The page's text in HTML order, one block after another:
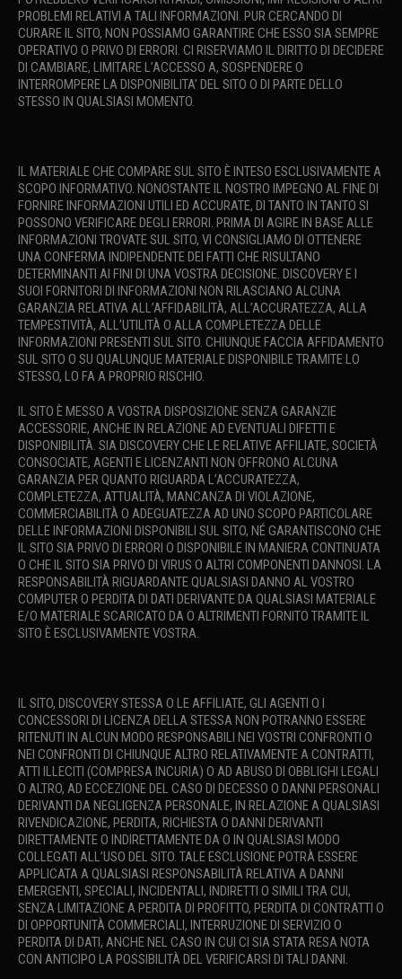
PROBLEMI RELATIVI A TALI INFORMAZIONI. PUR CERCANDO DI
CURARE IL SITO, NON POSSIAMO GARANTIRE CHE ESSO SIA SEMPRE
OPERATIVO O PRIVO DI ERRORI. CI RISERVIAMO IL DIRITTO DI DECIDERE
DI CAMBIARE, LIMITARE L’ACCESSO A, SOSPENDERE O
INTERROMPERE LA DISPONIBILITA’ DEL SITO O DI PARTE DELLO
STESSO IN QUALSIASI MOMENTO.
IL MATERIALE CHE COMPARE SUL SITO È INTESO ESCLUSIVAMENTE A
SCOPO INFORMATIVO. NONOSTANTE IL NOSTRO IMPEGNO AL FINE DI
FORNIRE INFORMAZIONI UTILI ED ACCURATE, DI TANTO IN TANTO SI
POSSONO VERIFICARE DEGLI ERRORI. PRIMA DI AGIRE IN BASE ALLE
INFORMAZIONI TROVATE SUL SITO, VI CONSIGLIAMO DI OTTENERE
UNA CONFERMA INDIPENDENTE DEI FATTI CHE RISULTANO
DETERMINANTI AI FINI DI UNA VOSTRA DECISIONE. DISCOVERY E I
SUOI FORNITORI DI INFORMAZIONI NON RILASCIANO ALCUNA
GARANZIA RELATIVA ALL’AFFIDABILITÀ, ALL’ACCURATEZZA, ALLA
TEMPESTIVITÀ, ALL’UTILITÀ O ALLA COMPLETEZZA DELLE
INFORMAZIONI PRESENTI SUL SITO. CHIUNQUE FACCIA AFFIDAMENTO
SUL SITO O SU QUALUNQUE MATERIALE DISPONIBILE TRAMITE LO
STESSO, LO FA A PROPRIO RISCHIO.
IL SITO È MESSO A VOSTRA DISPOSIZIONE SENZA GARANZIE
ACCESSORIE, ANCHE IN RELAZIONE AD EVENTUALI DIFETTI E
DISPONIBILITÀ. SIA DISCOVERY CHE LE RELATIVE AFFILIATE, SOCIETÀ
CONSOCIATE, AGENTI E LICENZANTI NON OFFRONO ALCUNA
GARANZIA PER QUANTO RIGUARDA L’ACCURATEZZA,
COMPLETEZZA, ATTUALITÀ, MANCANZA DI VIOLAZIONE,
COMMERCIABILITÀ O ADEGUATEZZA AD UNO SCOPO PARTICOLARE
DELLE INFORMAZIONI DISPONIBILI SUL SITO, NÉ GARANTISCONO CHE
IL SITO SIA PRIVO DI ERRORI O DISPONIBILE IN MANIERA CONTINUATA
O CHE IL SITO SIA PRIVO DI VIRUS O ALTRI COMPONENTI DANNOSI. LA
RESPONSABILITÀ RIGUARDANTE QUALSIASI DANNO AL VOSTRO
COMPUTER O PERDITA DI DATI DERIVANTE DA QUALSIASI MATERIALE
E/O MATERIALE SCARICATO DA O ALTRIMENTI FORNITO TRAMITE IL
SITO È ESCLUSIVAMENTE VOSTRA.
IL SITO, DISCOVERY STESSA O LE AFFILIATE, GLI AGENTI O I
CONCESSORI DI LICENZA DELLA STESSA NON POTRANNO ESSERE
RITENUTI IN ALCUN MODO RESPONSABILI NEI VOSTRI CONFRONTI O
NEI CONFRONTI DI CHIUNQUE ALTRO RELATIVAMENTE A CONTRATTI,
ATTI ILLECITI (COMPRESA INCURIA) O AD ABUSO DI OBBLIGHI LEGALI
O ALTRO, AD ECCEZIONE DEL CASO DI DECESSO O DANNI PERSONALI
DERIVANTI DA NEGLIGENZA PERSONALE, IN RELAZIONE A QUALSIASI
RIVENDICAZIONE, PERDITA, RICHIESTA O DANNI DERIVANTI
DIRETTAMENTE O INDIRETTAMENTE DA O IN QUALSIASI MODO
COLLEGATI ALL’USO DEL SITO. TALE ESCLUSIONE POTRÀ ESSERE
APPLICATA A QUALSIASI RESPONSABILITÀ RELATIVA A DANNI
EMERGENTI, SPECIALI, INCIDENTALI, INDIRETTI O SIMILI TRA CUI,
SENZA LIMITAZIONE A PERDITA DI PROFITTO, PERDITA DI CONTRATTI O
DI OPPORTUNITÀ COMMERCIALI, INTERRUZIONE DI SERVIZIO O
PERDITA DI DATI, ANCHE NEL CASO IN CUI CI SIA STATA RESA NOTA
CON ANTICIPO LA POSSIBILITÀ DEL VERIFICARSI DI TALI DANNI.